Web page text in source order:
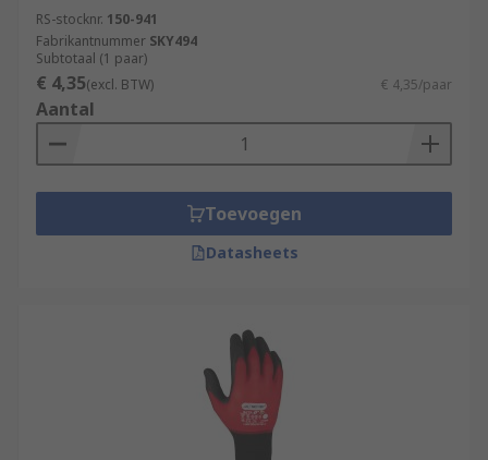
RS-stocknr. 150-941
Fabrikantnummer SKY494
Subtotaal (1 paar)
€ 4,35(excl. BTW) € 4,35/paar
Aantal
Toevoegen
Datasheets